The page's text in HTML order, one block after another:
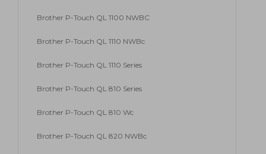
Brother P-Touch QL 1100 NWBC
Brother P-Touch QL 1110 NWBc
Brother P-Touch QL 1110 Series
Brother P-Touch QL 810 Series
Brother P-Touch QL 810 Wc
Brother P-Touch QL 820 NWBc